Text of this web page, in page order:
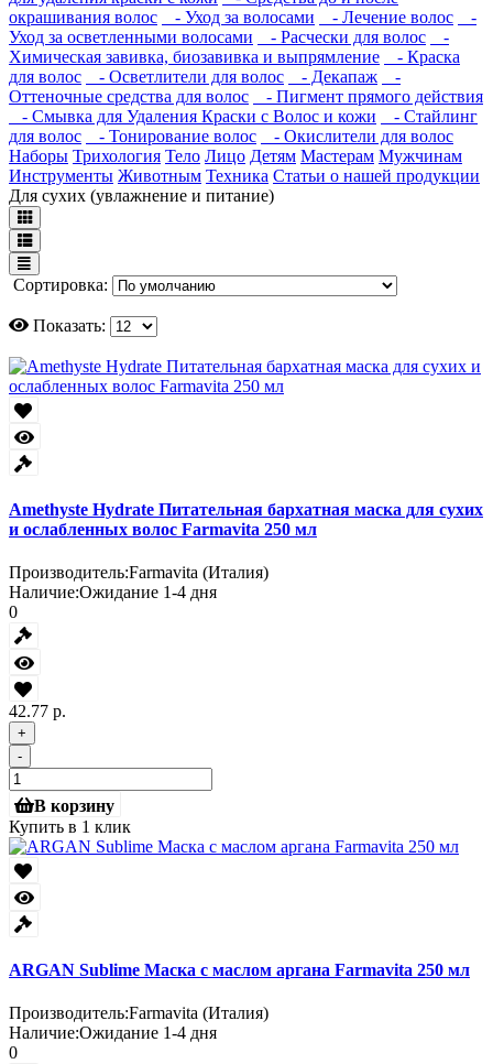
окрашивания волос
- Уход за волосами - Лечение волос
-
Уход за осветленными волосами
- Расчески для волос
-
Химическая завивка, биозавивка и выпрямление
- Краска
для волос
- Осветлители для волос - Декапаж
-
Оттеночные средства для волос
- Пигмент прямого действия
- Смывка для Удаления Краски с Волос и кожи
- Стайлинг
для волос
- Тонирование волос
- Окислители для волос
Наборы Трихология Тело Лицо Детям Мастерам Мужчинам
Инструменты Животным Техника Статьи о нашей продукции
Для сухих (увлажнение и питание)
Сортировка:
Показать:
Amethyste Hydrate Питательная бархатная маска для сухих
и ослабленных волос Farmavita 250 мл
Производитель:Farmavita (Италия)
Наличие:Ожидание 1-4 дня
0
42.77 р.
+
-
В корзину
Купить в 1 клик
ARGAN Sublime Маска с маслом аргана Farmavita 250 мл
Производитель:Farmavita (Италия)
Наличие:Ожидание 1-4 дня
0